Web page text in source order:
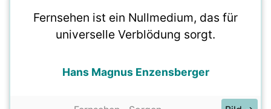
Fernsehen ist ein Nullmedium, das für
universelle Verblödung sorgt.
Hans Magnus Enzensberger